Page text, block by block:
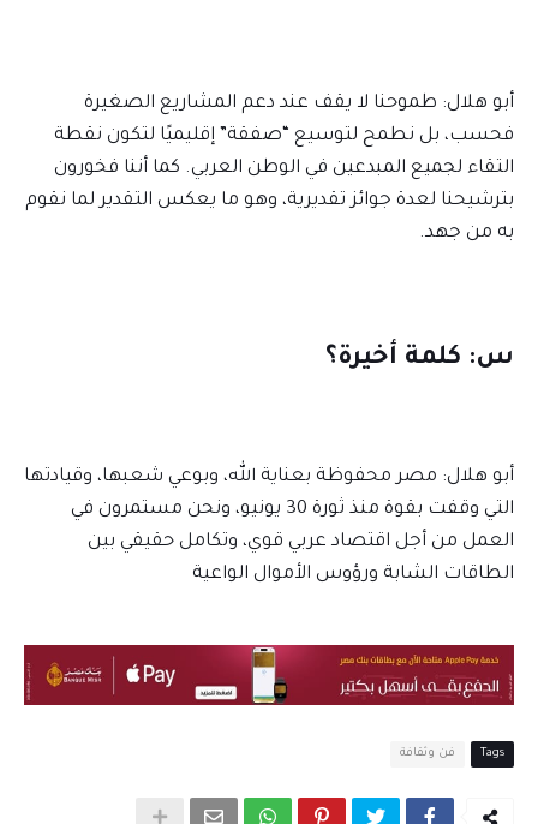
أبو هلال: طموحنا لا يقف عند دعم المشاريع الصغيرة
فحسب، بل نطمح لتوسيع “صفقة” إقليميًا لتكون نقطة
التقاء لجميع المبدعين في الوطن العربي. كما أننا فخورون
بترشيحنا لعدة جوائز تقديرية، وهو ما يعكس التقدير لما نقوم
به من جهد.
س: كلمة أخيرة؟
أبو هلال: مصر محفوظة بعناية الله، وبوعي شعبها، وقيادتها
التي وقفت بقوة منذ ثورة 30 يونيو، ونحن مستمرون في
العمل من أجل اقتصاد عربي قوي، وتكامل حقيقي بين
الطاقات الشابة ورؤوس الأموال الواعية
Tags فن وثقافة